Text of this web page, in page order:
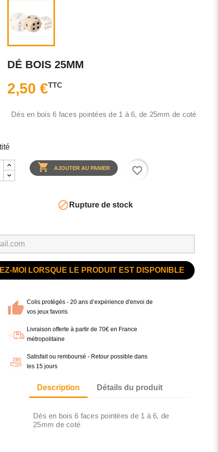
DÉ BOIS 25MM
2,50 €TTC
Dés en bois 6 faces pointées de 1 à 6, de 25mm de coté
 AJOUTER AU PANIER favorite_border
 Rupture de stock
MOI LORSQUE LE PRODUIT EST DISPONIBLE
Colis protégés - 20 ans d’expérience d'envoi de
vos jeux favoris
Livraison offerte à partir de 70€ en France
métropolitaine
Satisfait ou remboursé - Retour possible dans
les 15 jours
Description Détails du produit
Dés en bois 6 faces pointées de 1 à 6, de
25mm de coté